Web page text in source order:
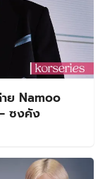
ย Namoo
ซงคัง